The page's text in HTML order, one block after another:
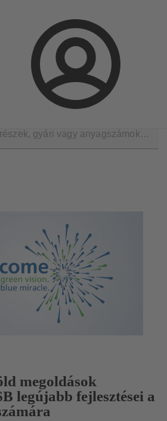
Bejelentkezés
Termékek keresése
Kiállítások, konferenciák
megoldások
legújabb fejlesztései a